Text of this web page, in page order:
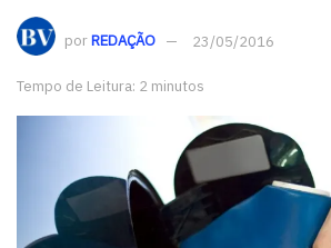
porREDAÇÃO 23/05/2016
Tempo de Leitura: 2 minutos